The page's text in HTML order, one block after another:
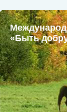
«Быть